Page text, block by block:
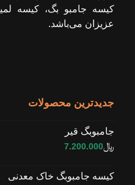
کیسه جامبو بگ، کیسه
عزیزان می‌باشد.
جدیدترین محصولات
جامبوبگ قیر
﷼7.200.000
کیسه جامبوبگ خاک معدنی